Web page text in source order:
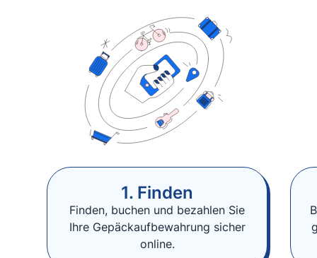
1. Finden
Finden, buchen und bezahlen Sie
Ihre Gepäckaufbewahrung sicher
online.